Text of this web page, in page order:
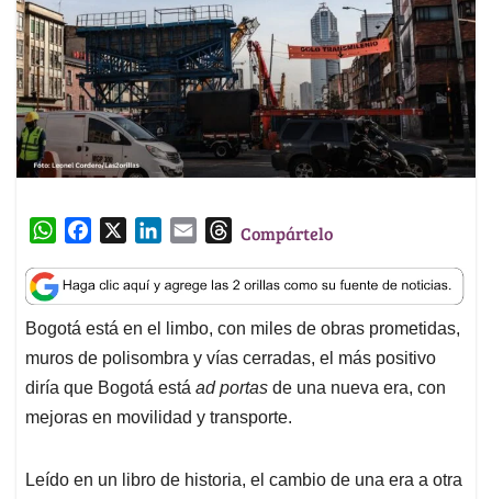
W
a
t
s
A
p
p
c
e
b
o
o
k
n
k
e
d
I
n
a
i
l
T
r
e
a
d
s
Compártelo
Bogotá está en el limbo, con miles de obras prometidas,
muros de polisombra y vías cerradas, el más positivo
diría que Bogotá está ad portas de una nueva era, con
mejoras en movilidad y transporte.
Leído en un libro de historia, el cambio de una era a otra